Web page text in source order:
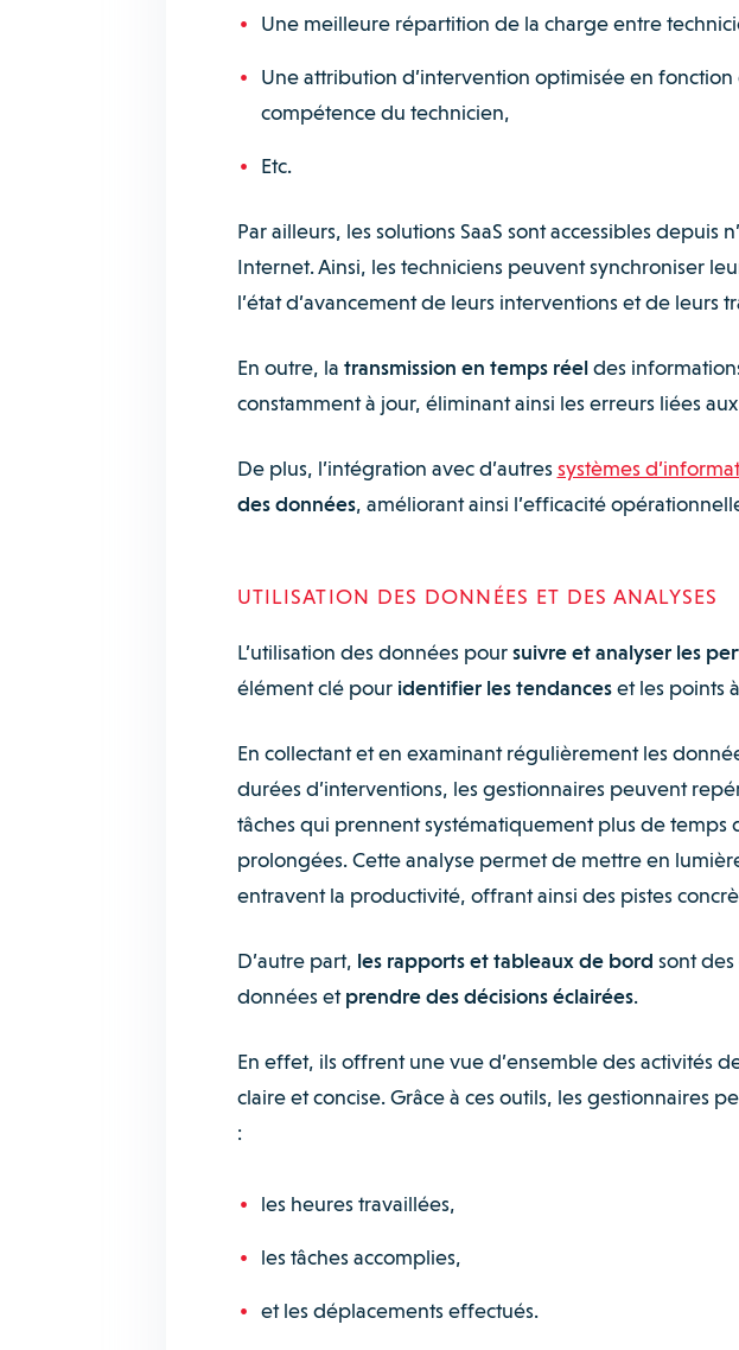
Une meilleure répartition de la charge entre
Une attribution d’intervention optimisée en
compétence du technicien,
Etc.
Par ailleurs, les solutions SaaS sont accessibles depuis
Internet. Ainsi, les techniciens peuvent synchroniser
l’état d’avancement de leurs interventions et de leurs
En outre, la transmission en temps réeldes
constamment à jour, éliminant ainsi les erreurs liées
De plus, l’intégration avec d’autressystèmes
des données, améliorant ainsi l’efficacité
UTILISATION DES DONNÉES ET DES ANALYSES
L’utilisation des données poursuivre et analyser les
élément clé pour identifier les tendanceset les points
En collectant et en examinant régulièrement les
durées d’interventions, les gestionnaires peuvent
tâches qui prennent systématiquement plus de temps
prolongées. Cette analyse permet de mettre en
entravent la productivité, offrant ainsi des pistes
D’autre part, les rapports et tableaux de bord sont
données etprendre des décisions éclairées.
En effet, ils offrent une vue d’ensemble des activités
claire et concise. Grâce à ces outils, les gestionnaires
:
les heures travaillées,
les tâches accomplies,
et les déplacements effectués.